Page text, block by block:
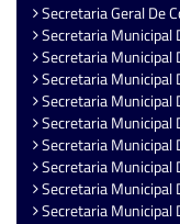
Secretaria Geral De
Secretaria Municipal
Secretaria Municipal
Secretaria Municipal
Secretaria Municipal
Secretaria Municipal
Secretaria Municipal
Secretaria Municipal
Secretaria Municipal
Secretaria Municipal